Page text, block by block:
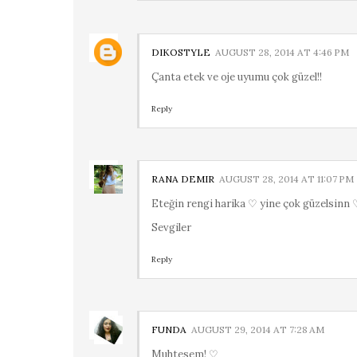
DIKOSTYLE AUGUST 28, 2014 AT 4:46 PM
Çanta etek ve oje uyumu çok güzel!!
Reply
RANA DEMIR AUGUST 28, 2014 AT 11:07 PM
Eteğin rengi harika ♡ yine çok güzelsinn
Sevgiler
Reply
FUNDA AUGUST 29, 2014 AT 7:28 AM